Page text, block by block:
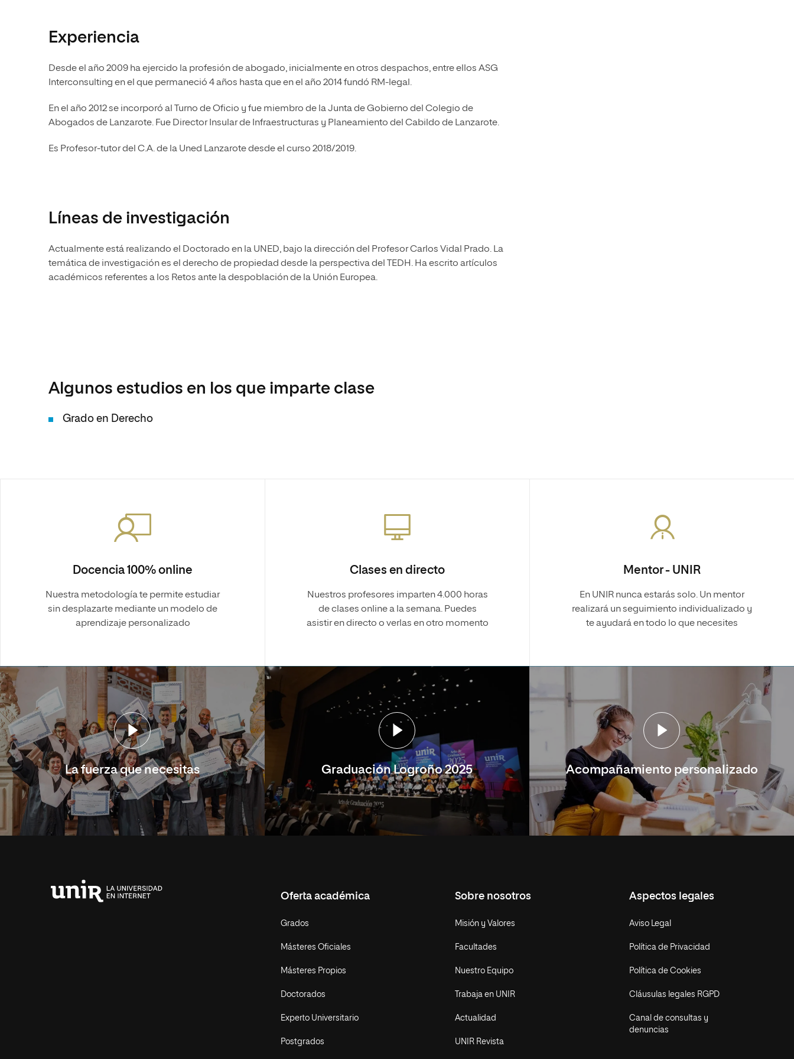
Experiencia
Desde el año 2009 ha ejercido la profesión de abogado, inicialmente en otros despachos, entre ellos ASG
Interconsulting en el que permaneció 4 años hasta que en el año 2014 fundó RM-legal.
En el año 2012 se incorporó al Turno de Oficio y fue miembro de la Junta de Gobierno del Colegio de
Abogados de Lanzarote. Fue Director Insular de Infraestructuras y Planeamiento del Cabildo de Lanzarote.
Es Profesor-tutor del C.A. de la Uned Lanzarote desde el curso 2018/2019.
Líneas de investigación
Actualmente está realizando el Doctorado en la UNED, bajo la dirección del Profesor Carlos Vidal Prado. La
temática de investigación es el derecho de propiedad desde la perspectiva del TEDH. Ha escrito artículos
académicos referentes a los Retos ante la despoblación de la Unión Europea.
Algunos estudios en los que imparte clase
Grado en Derecho
Docencia 100% online
Nuestra metodología te permite estudiar
sin desplazarte mediante un modelo de
aprendizaje personalizado
Clases en directo
Nuestros profesores imparten 4.000 horas
de clases online a la semana. Puedes
asistir en directo o verlas en otro momento
Mentor - UNIR
En UNIR nunca estarás solo. Un mentor
realizará un seguimiento individualizado y
te ayudará en todo lo que necesites
La fuerza que necesitas Graduación Logroño 2025 Acompañamiento personalizado
Oferta académica
Grados
Másteres Oficiales
Másteres Propios
Doctorados
Experto Universitario
Postgrados
Sobre nosotros
Misión y Valores
Facultades
Nuestro Equipo
Trabaja en UNIR
Actualidad
UNIR Revista
Aspectos legales
Aviso Legal
Política de Privacidad
Política de Cookies
Cláusulas legales RGPD
Canal de consultas y
denuncias